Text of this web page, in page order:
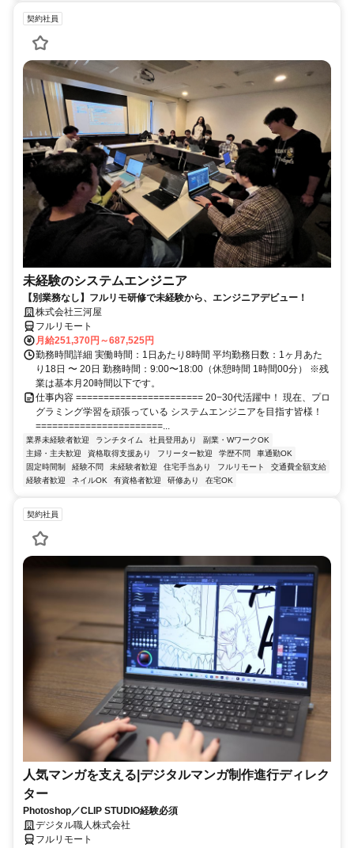
契約社員
未経験のシステムエンジニア
【別業務なし】フルリモ研修で未経験から、エンジニアデビュー！
株式会社三河屋
フルリモート
月給251,370円～687,525円
勤務時間詳細 実働時間：1日あたり8時間 平均勤務日数：1ヶ月あた
り18日 〜 20日 勤務時間：9:00〜18:00（休憩時間 1時間00分） ※残
業は基本月20時間以下です。
仕事内容 ======================= 20−30代活躍中！ 現在、プロ
グラミング学習を頑張っている システムエンジニアを目指す皆様！
=======================...
業界未経験者歓迎 ランチタイム 社員登用あり
副業・WワークOK
主婦・主夫歓迎
資格取得支援あり フリーター歓迎 学歴不問
車通勤OK
固定時間制
経験不問 未経験者歓迎 住宅手当あり フルリモート
交通費全額支給
経験者歓迎
ネイルOK 有資格者歓迎 研修あり 在宅OK
契約社員
人気マンガを支える|デジタルマンガ制作進行ディレク
ター
Photoshop／CLIP STUDIO経験必須
デジタル職人株式会社
フルリモート